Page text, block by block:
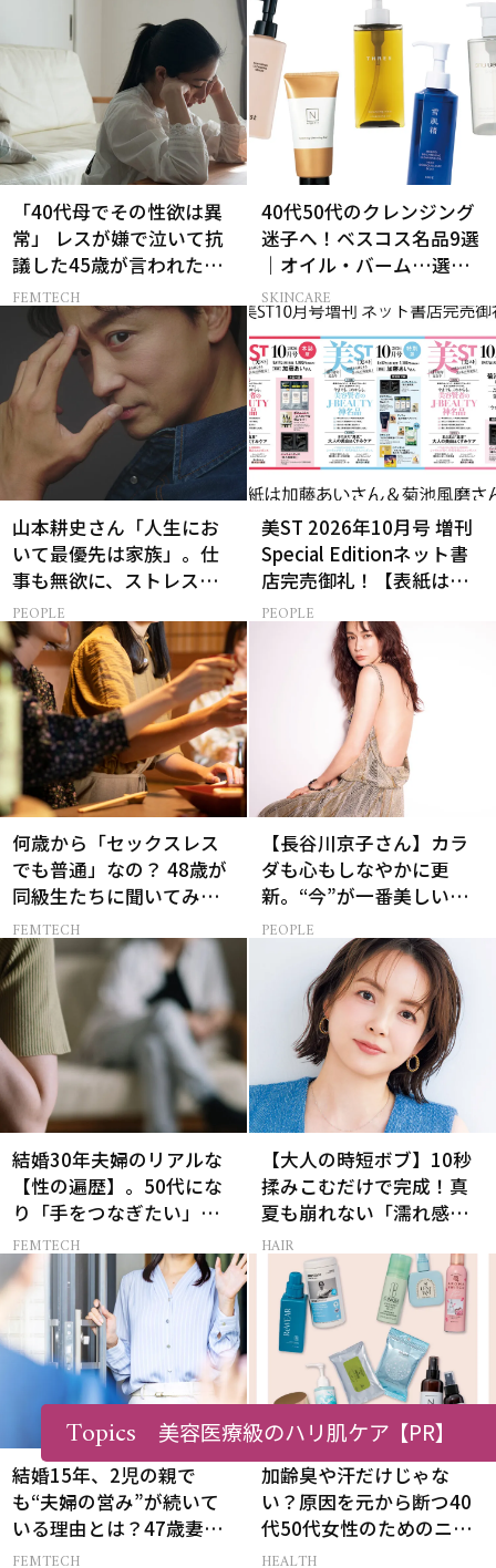
「40代母でその性欲は異
常」 レスが嫌で泣いて抗
議した45歳が言われた暴
言【セックスレス AND
THE CITY -女たちの告
白-】
FEMTECH
40代50代のクレンジング
迷子へ！ベスコス名品9選
｜オイル・バーム…選び
方の正解は？
SKINCARE
山本耕史さん「人生にお
いて最優先は家族」。仕
事も無欲に、ストレスを
溜めない生き方
PEOPLE
美ST 2026年10月号 増刊
Special Editionネット書
店完売御礼！【表紙は加
藤あいさん＆菊池風磨さ
PEOPLE
何歳から「セックスレス
でも普通」なの？ 48歳が
同級生たちに聞いてみた
ら…
FEMTECH
【長谷川京子さん】カラ
ダも心もしなやかに更
新。“今”が一番美しい
［特別画像集］
PEOPLE
結婚30年夫婦のリアルな
【性の遍歴】。50代にな
り「手をつなぎたい」と
願う理由とは
FEMTECH
【大人の時短ボブ】10秒
揉みこむだけで完成！真
夏も崩れない「濡れ感ハ
ンサムヘア」
HAIR
結婚15年、2児の親で
も“夫婦の営み”が続いて
いる理由とは？47歳妻が
実践する【レスにならな
FEMTECH
加齢臭や汗だけじゃな
い？原因を元から断つ40
代50代女性のためのニオ
イケア
HEALTH
Topics 美容医療級のハリ肌ケア【PR】